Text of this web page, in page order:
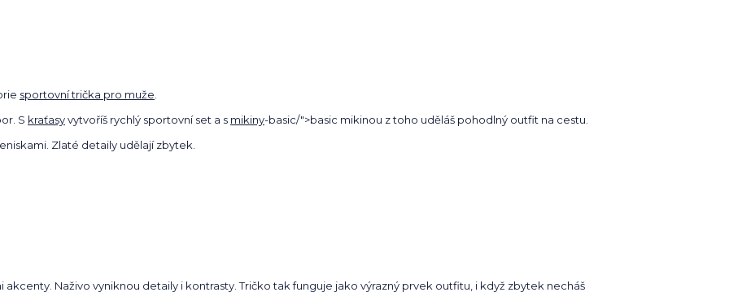
sportovní trička pro muže
S kraťasyvytvoříš rychlý sportovní set a s mikiny-basic/">basic mikinou z toho uděláš pohodlný outfit na cestu.
Zlaté detaily udělají zbytek.
Naživo vyniknou detaily i kontrasty. Tričko tak funguje jako výrazný prvek outfitu, i když zbytek necháš